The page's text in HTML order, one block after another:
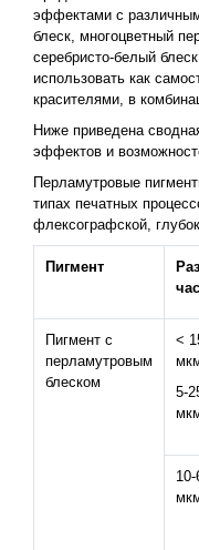
эффектами с
блеск, многоцветный
серебристо-белый
использовать как
красителями, в
Ниже приведена
эффектов и
Перламутровые
типах печатных
флексографской,
Пигмент
Пигмент с
перламутровым
блеском
<
5-
10-